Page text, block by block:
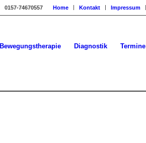
Home Kontakt Impressum
0157-74670557
Bewegungstherapie Diagnostik Termine